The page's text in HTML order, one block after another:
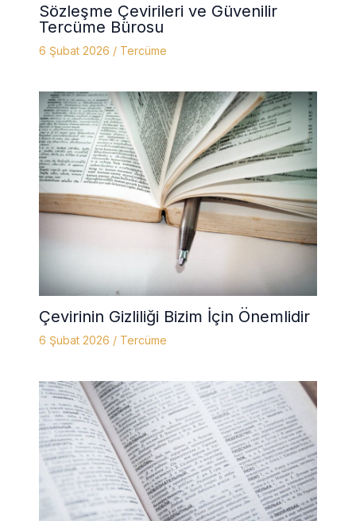
Sözleşme Çevirileri ve Güvenilir
Tercüme Bürosu
6 Şubat 2026 / Tercüme
Çevirinin Gizliliği Bizim İçin Önemlidir
6 Şubat 2026 / Tercüme